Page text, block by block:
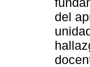
del